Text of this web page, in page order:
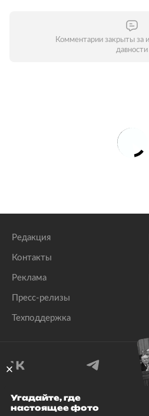
Комментарии закрыты за
давности
Редакция
Контакты
Реклама
Пресс-релизы
Техподдержка
© 1999–2026 Все
Угадайте, где
настоящее фото